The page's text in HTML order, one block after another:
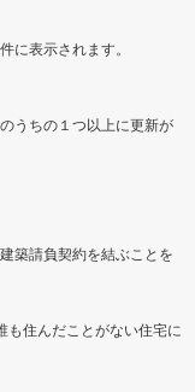
に表示されます。
うちの１つ以上に更新が
築請負契約を結ぶことを
も住んだことがない住宅に